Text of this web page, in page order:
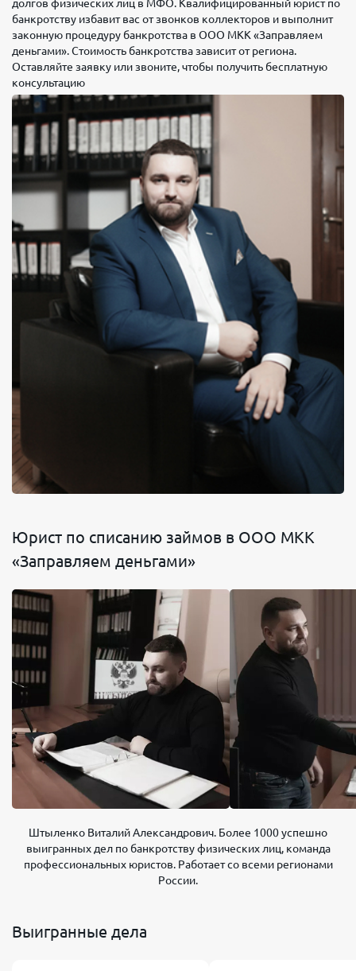
долгов физических лиц в МФО. Квалифицированный юрист по
банкротству избавит вас от звонков коллекторов и выполнит
законную процедуру банкротства в ООО МКК «Заправляем
деньгами». Стоимость банкротства зависит от региона.
Оставляйте заявку или звоните, чтобы получить бесплатную
консультацию
Юрист по списанию займов в ООО МКК
«Заправляем деньгами»
Штыленко Виталий Александрович. Более 1000 успешно
выигранных дел по банкротству физических лиц, команда
профессиональных юристов. Работает со всеми регионами
России.
Выигранные дела